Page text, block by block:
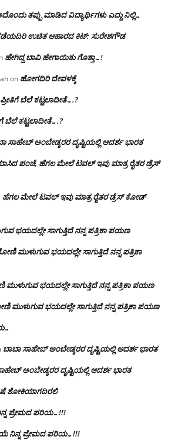
ತಪ್ಪು ಮಾಡಿದ ವಿದ್ಯಾರ್ಥಿಗಳು ಎದ್ದು ನಿಲ್ಲಿ…
ಉಚಿತ ಆಹಾರದ ಕಿಟ್: ಸುರೇಶಗೌಡ
ಹೇಗಿದ್ದ ಬಾವಿ ಹೇಗಾಯಿತು ಗೊತ್ತಾ…!
on ಹೋಗದಿರಿ ದೇವಳಕ್ಕೆ
ಬೆಲೆ ಕಟ್ಟಲಾದೀತೆ….?
ಬೆಲೆ ಕಟ್ಟಲಾದೀತೆ….?
ಸಾಹೇಬ್ ಅಂಬೇಡ್ಕರರ ದೃಷ್ಟಿಯಲ್ಲಿ ಆದರ್ಶ ಭಾರತ
ಪಂಚೆ, ಹೆಗಲ ಮೇಲೆ ಟವಲ್‌ ಇವು ಮಾತ್ರ ರೈತರ ಡ್ರೆಸ್‌
ಮೇಲೆ ಟವಲ್‌ ಇವು ಮಾತ್ರ ರೈತರ ಡ್ರೆಸ್‌ ಕೋಡ್
ಭಯದಲ್ಲೇ ಸಾಗುತ್ತಿದೆ ನನ್ನ ಪತ್ರಿಕಾ ಪಯಣ
ಮುಳುಗುವ ಭಯದಲ್ಲೇ ಸಾಗುತ್ತಿದೆ ನನ್ನ ಪತ್ರಿಕಾ
ಭಯದಲ್ಲೇ ಸಾಗುತ್ತಿದೆ ನನ್ನ ಪತ್ರಿಕಾ ಪಯಣ
ಮುಳುಗುವ ಭಯದಲ್ಲೇ ಸಾಗುತ್ತಿದೆ ನನ್ನ ಪತ್ರಿಕಾ ಪಯಣ
ಬಾಬಾ ಸಾಹೇಬ್ ಅಂಬೇಡ್ಕರರ ದೃಷ್ಟಿಯಲ್ಲಿ ಆದರ್ಶ ಭಾರತ
ಅಂಬೇಡ್ಕರರ ದೃಷ್ಟಿಯಲ್ಲಿ ಆದರ್ಶ ಭಾರತ
ಶೋಕಿಯಾಗದಿರಲಿ
ಪ್ರೇಮದ ಪರಿಯ…!!!
ನಿನ್ನ ಪ್ರೇಮದ ಪರಿಯ…!!!